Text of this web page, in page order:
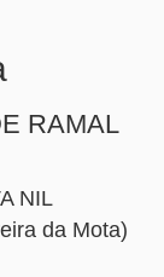
RAMAL
NIL
da Mota)